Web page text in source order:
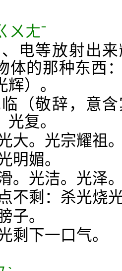
ㄨㄤˉ
电等放射出
体的那种东西
）。
（敬辞，意
复。
大。光宗耀祖
明媚。
。光洁。光泽
不剩：杀光烧
子。
下一口气。